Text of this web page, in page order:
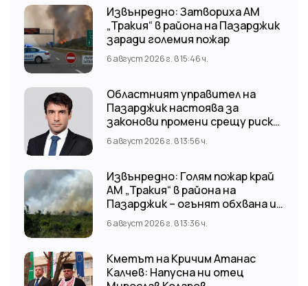
Извънредно: Затвориха АМ
„Тракия“ в района на Пазарджик
заради големия пожар
6 август 2026 г. в 15:46 ч.
Областният управител на
Пазарджик настоява за
законови промени срещу риска
от наводнения
6 август 2026 г. в 13:56 ч.
Извънредно: Голям пожар край
АМ „Тракия“ в района на
Пазарджик – огънят обхвана и
лозови масиви
6 август 2026 г. в 13:36 ч.
Кметът на Кричим Атанас
Калчев: Напусна ни отец